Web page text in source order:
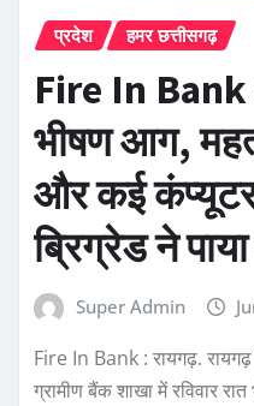
प्रदेश हमर छत्तीसगढ़
Fire In
भीषण आग,
और कई कंप्यूटर
ब्रिग्रेड ने
Super Admin
Fire In Bank : रायगढ़.
ग्रामीण बैंक शाखा में रविवार